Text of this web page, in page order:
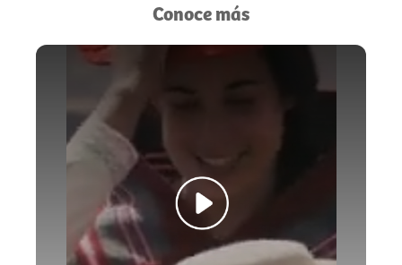
Conoce más